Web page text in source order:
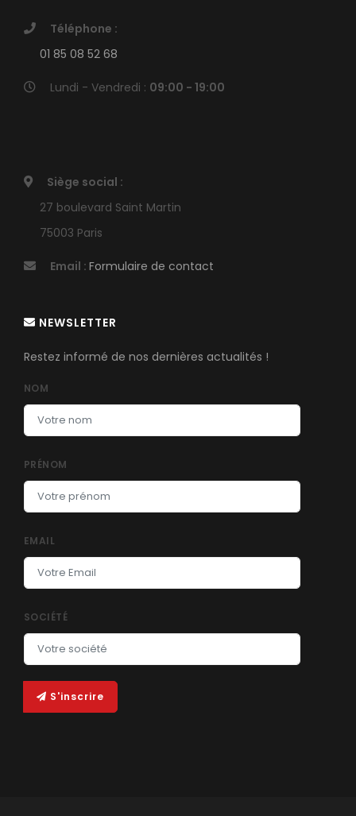
Téléphone :
01 85 08 52 68
Lundi - Vendredi : 09:00 - 19:00
Siège social :
27 boulevard Saint Martin
75003 Paris
Email : Formulaire de contact
NEWSLETTER
Restez informé de nos dernières actualités !
NOM
PRÉNOM
EMAIL
SOCIÉTÉ
S'inscrire